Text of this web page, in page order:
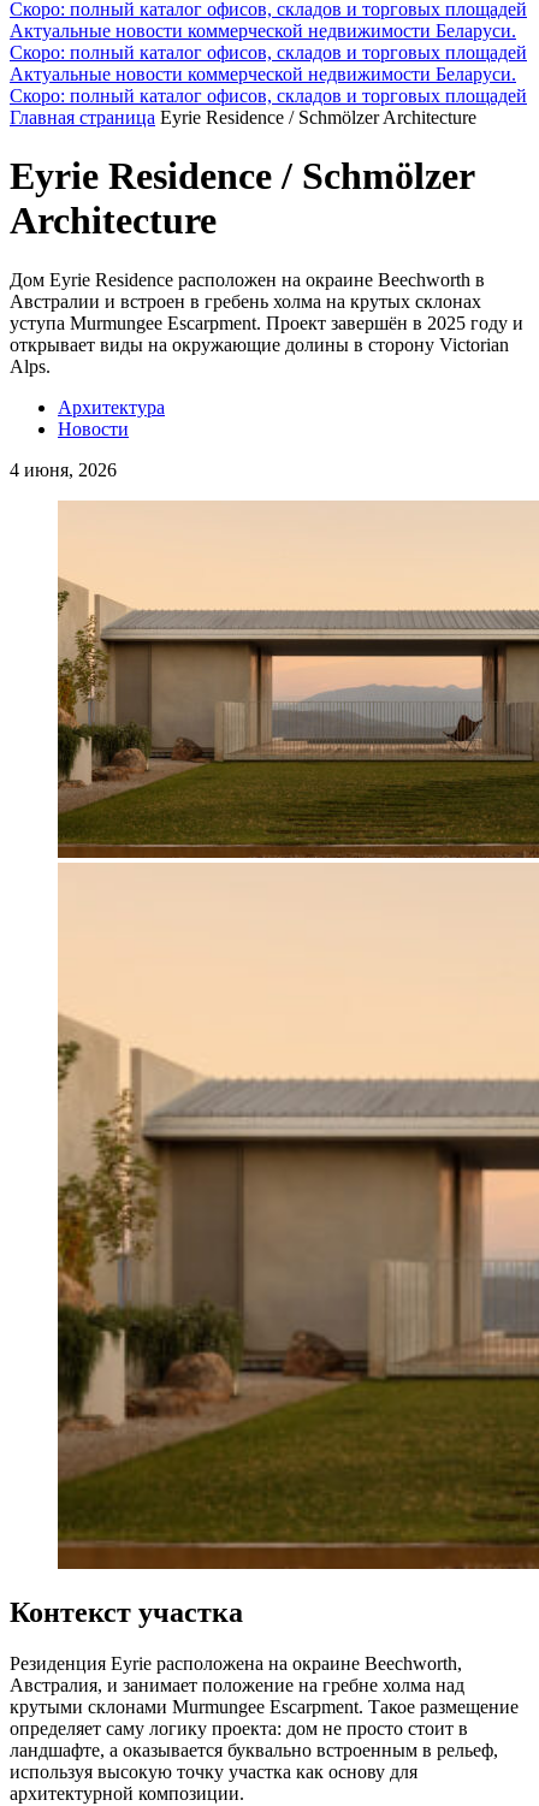
Скоро: полный каталог офисов, складов и торговых площадей
Актуальные новости коммерческой недвижимости Беларуси.
Скоро: полный каталог офисов, складов и торговых площадей
Актуальные новости коммерческой недвижимости Беларуси.
Скоро: полный каталог офисов, складов и торговых площадей
Главная страница Eyrie Residence / Schmölzer Architecture
Eyrie Residence / Schmölzer
Architecture
Дом Eyrie Residence расположен на окраине Beechworth в
Австралии и встроен в гребень холма на крутых склонах
уступа Murmungee Escarpment. Проект завершён в 2025 году и
открывает виды на окружающие долины в сторону Victorian
Alps.
Архитектура
Новости
4 июня, 2026
Контекст участка
Резиденция Eyrie расположена на окраине Beechworth,
Австралия, и занимает положение на гребне холма над
крутыми склонами Murmungee Escarpment. Такое размещение
определяет саму логику проекта: дом не просто стоит в
ландшафте, а оказывается буквально встроенным в рельеф,
используя высокую точку участка как основу для
архитектурной композиции.